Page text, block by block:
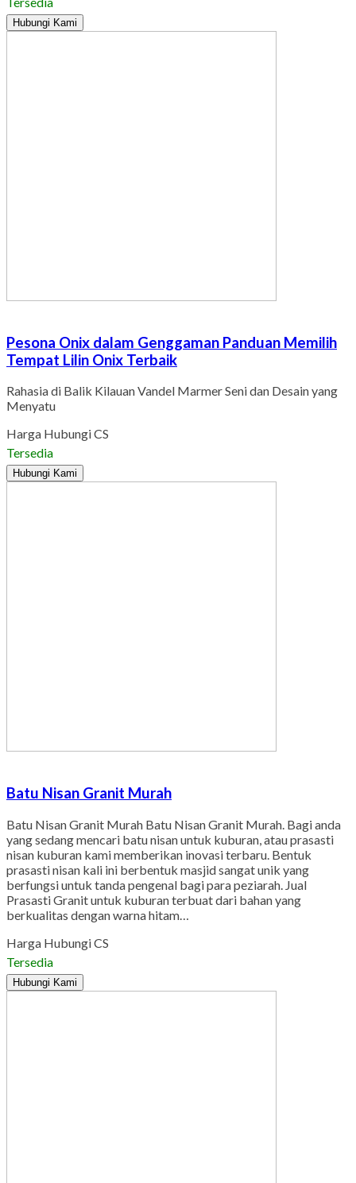
Hubungi Kami
Pesona Onix dalam Genggaman Panduan Memilih
Tempat Lilin Onix Terbaik
Rahasia di Balik Kilauan Vandel Marmer Seni dan Desain yang
Menyatu
Harga Hubungi CS
Tersedia
Hubungi Kami
Batu Nisan Granit Murah
Batu Nisan Granit Murah Batu Nisan Granit Murah. Bagi anda
yang sedang mencari batu nisan untuk kuburan, atau prasasti
nisan kuburan kami memberikan inovasi terbaru. Bentuk
prasasti nisan kali ini berbentuk masjid sangat unik yang
berfungsi untuk tanda pengenal bagi para peziarah. Jual
Prasasti Granit untuk kuburan terbuat dari bahan yang
berkualitas dengan warna hitam…
Harga Hubungi CS
Tersedia
Hubungi Kami